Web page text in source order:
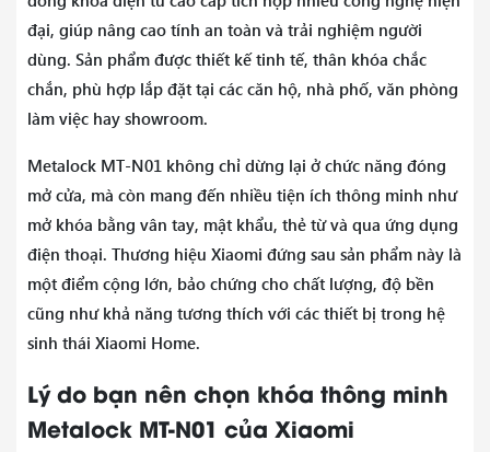
đại, giúp nâng cao tính an toàn và trải nghiệm người
dùng. Sản phẩm được thiết kế tinh tế, thân khóa chắc
chắn, phù hợp lắp đặt tại các căn hộ, nhà phố, văn phòng
làm việc hay showroom.
Metalock MT-N01 không chỉ dừng lại ở chức năng đóng
mở cửa, mà còn mang đến nhiều tiện ích thông minh như
mở khóa bằng vân tay, mật khẩu, thẻ từ và qua ứng dụng
điện thoại. Thương hiệu Xiaomi đứng sau sản phẩm này là
một điểm cộng lớn, bảo chứng cho chất lượng, độ bền
cũng như khả năng tương thích với các thiết bị trong hệ
sinh thái Xiaomi Home.
Lý do bạn nên chọn khóa thông minh
Metalock MT-N01 của Xiaomi